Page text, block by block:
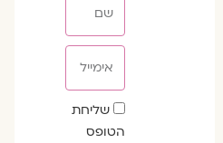
שדה
הסכמה
שליחת
הטופס